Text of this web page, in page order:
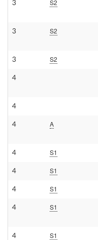
3 S2
3 S2
3 S2
4
4
4 A
4 S1
4 S1
4 S1
4 S1
4 S1